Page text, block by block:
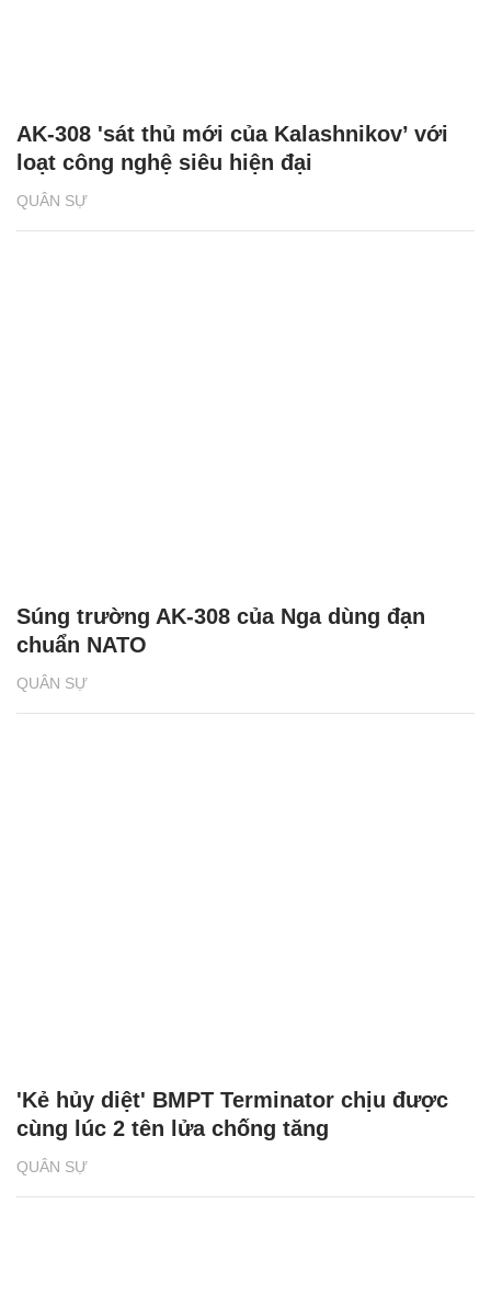
QUÂN SỰ
AK-308 'sát thủ mới của Kalashnikov’ với
loạt công nghệ siêu hiện đại
QUÂN SỰ
Súng trường AK-308 của Nga dùng đạn
chuẩn NATO
QUÂN SỰ
'Kẻ hủy diệt' BMPT Terminator chịu được
cùng lúc 2 tên lửa chống tăng